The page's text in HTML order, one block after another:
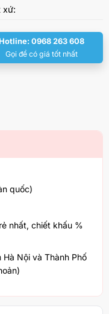
xứ:
0968 263 608
Gọi để có giá tốt nhất
quốc)
nhất, chiết khấu %
Nội và Thành Phố